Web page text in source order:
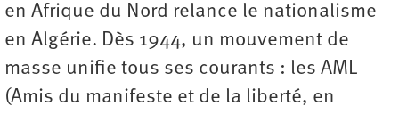
en Afrique du Nord relance le nationalisme
en Algérie. Dès 1944, un mouvement de
masse unifie tous ses courants : les AML
(Amis du manifeste et de la liberté, en